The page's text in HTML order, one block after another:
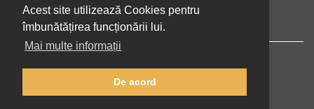
Acest site utilizează Cookies pentru
îmbunătățirea funcționării lui.
Mai multe informații
De acord
Mesaj către noi
© 2002-2026 lernu.net |Impressum